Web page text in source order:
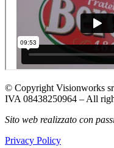
© Copyright Visionworks
IVA 08438250964 – All
Sito web realizzato con
Privacy Policy